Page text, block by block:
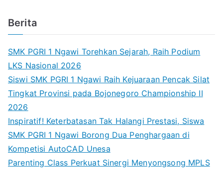
Berita
SMK PGRI 1 Ngawi Torehkan Sejarah, Raih Podium
LKS Nasional 2026
Siswi SMK PGRI 1 Ngawi Raih Kejuaraan Pencak Silat
Tingkat Provinsi pada Bojonegoro Championship II
2026
Inspiratif! Keterbatasan Tak Halangi Prestasi, Siswa
SMK PGRI 1 Ngawi Borong Dua Penghargaan di
Kompetisi AutoCAD Unesa
Parenting Class Perkuat Sinergi Menyongsong MPLS